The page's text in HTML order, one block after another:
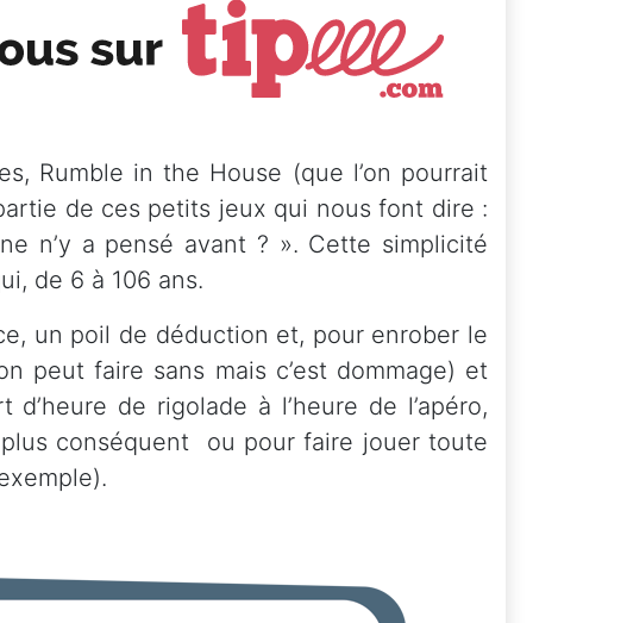
Rumble in the House (que l’on pourrait
de ces petits jeux qui nous font dire :
n’y a pensé avant ? ». Cette simplicité
de 6 à 106 ans.
un poil de déduction et, pour enrober le
peut faire sans mais c’est dommage) et
de rigolade à l’heure de l’apéro,
conséquent ou pour faire jouer toute